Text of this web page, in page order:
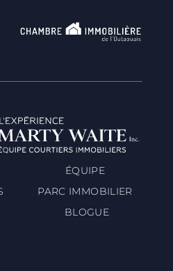
ÉQUIPE
PARC IMMOBILIER
BLOGUE